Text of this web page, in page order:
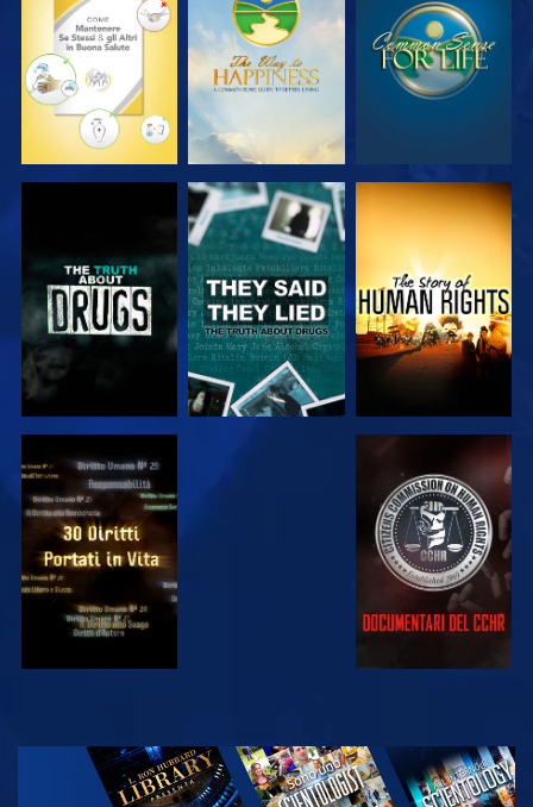
GUARDA GUARDA
GUARDA GUARDA
GUARDA
ESPLORA LE
SERIE